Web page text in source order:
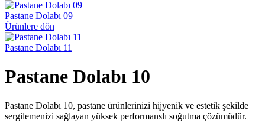
Pastane Dolabı 09
Ürünlere dön
Pastane Dolabı 11
Pastane Dolabı 10
Pastane Dolabı 10, pastane ürünlerinizi hijyenik ve estetik şekilde
sergilemenizi sağlayan yüksek performanslı soğutma çözümüdür.